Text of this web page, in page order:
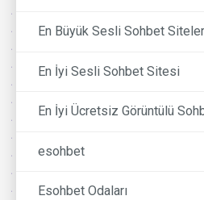
En Büyük Sesli Sohbet
En İyi Sesli Sohbet Sitesi
En İyi Ücretsiz Görüntülü
esohbet
Esohbet Odaları